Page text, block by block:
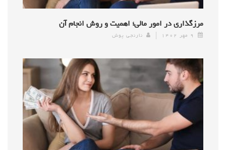
مرزگذاری در امور مالی؛ اهمیت و روش انجام آن
۹ مهر ۱۴۰۲ نارنجی پوش